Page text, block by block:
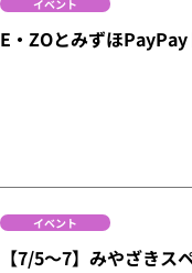
イベント
E・ZOとみずほ
イベント
【7/5～7】みやざきス